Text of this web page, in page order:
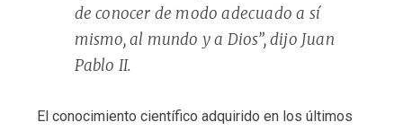
de conocer de modo adecuado a sí
mismo, al mundo y a Dios”, dijo Juan
Pablo II.
El conocimiento científico adquirido en los últimos